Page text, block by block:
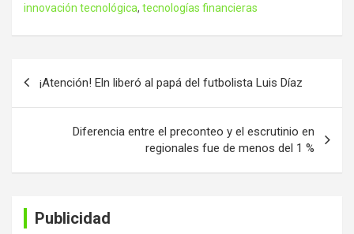
innovación tecnológica, tecnologías financieras
entradas
¡Atención! Eln liberó al papá del futbolista Luis Díaz
Diferencia entre el preconteo y el escrutinio en
regionales fue de menos del 1 %
Publicidad